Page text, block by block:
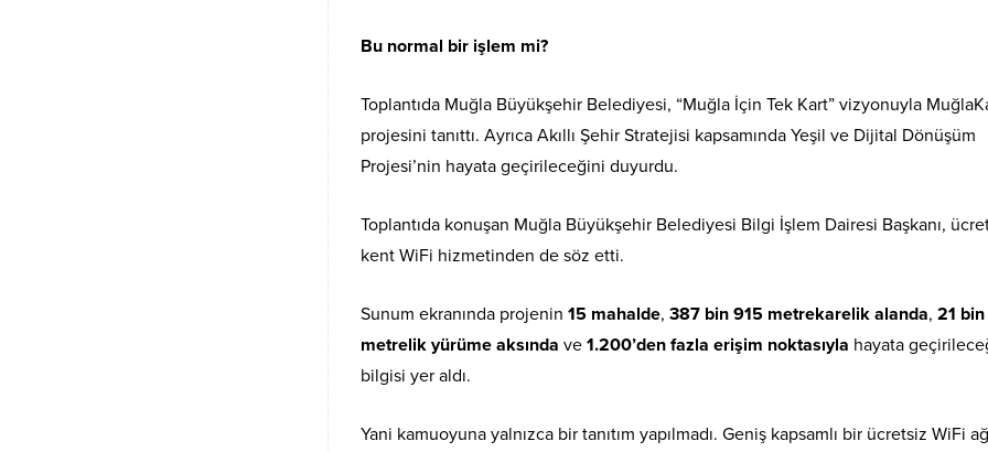
Bu normal bir işlem mi?
Toplantıda Muğla Büyükşehir Belediyesi, “Muğla İçin Tek Kart” vizyonuyla
projesini tanıttı. Ayrıca Akıllı Şehir Stratejisi kapsamında Yeşil ve Dijital Dönüşüm
Projesi’nin hayata geçirileceğini duyurdu.
Toplantıda konuşan Muğla Büyükşehir Belediyesi Bilgi İşlem Dairesi Başkanı,
kent WiFi hizmetinden de söz etti.
Sunum ekranında projenin 15 mahalde, 387 bin 915 metrekarelik alanda, 21
metrelik yürüme aksında ve 1.200’den fazla erişim noktasıyla hayata
bilgisi yer aldı.
Yani kamuoyuna yalnızca bir tanıtım yapılmadı. Geniş kapsamlı bir ücretsiz WiFi